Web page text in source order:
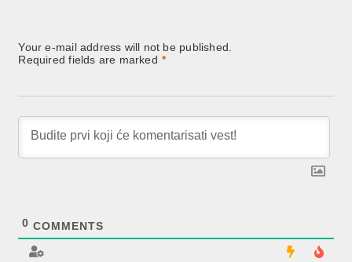
Your e-mail address will not be published.
Required fields are marked *
0 COMMENTS